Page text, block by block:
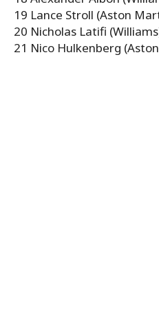
19 Lance Stroll (Aston
20 Nicholas Latifi
21 Nico Hulkenberg